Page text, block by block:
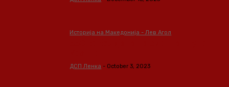
Историја на Македонија - Лев Агол
ДСП Ленка - October 3, 2023